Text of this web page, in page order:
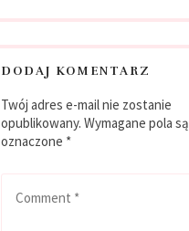
DODAJ KOMENTARZ
Twój adres e-mail nie zostanie
opublikowany. Wymagane pola są
oznaczone *